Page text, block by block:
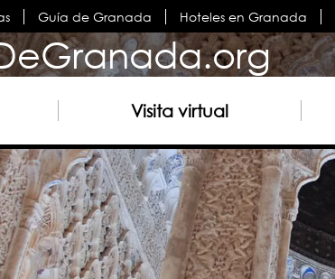
Guía de Granada Hoteles en Granada
Visita virtual